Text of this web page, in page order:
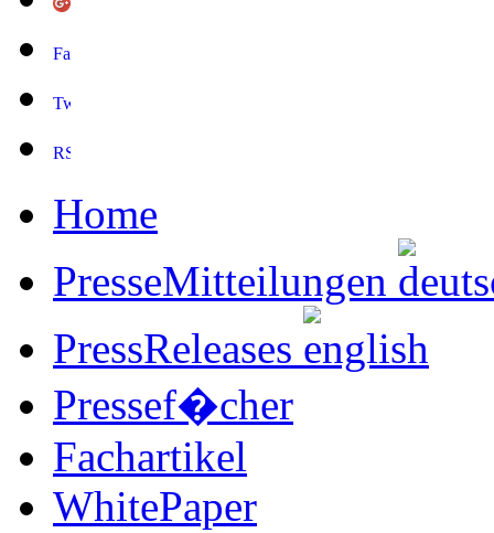
Home
PresseMitteilungen
PressReleases
Pressef�cher
Fachartikel
WhitePaper